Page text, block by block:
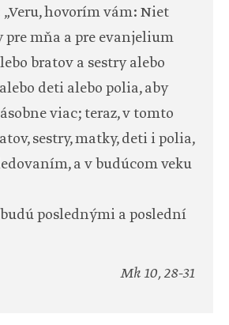
„Veru, hovorím vám: Niet
pre mňa a pre evanjelium
bratov a sestry alebo
deti alebo polia, aby
viac; teraz, v tomto
sestry, matky, deti i polia,
a v budúcom veku
poslednými a poslední
Mk 10, 28-31